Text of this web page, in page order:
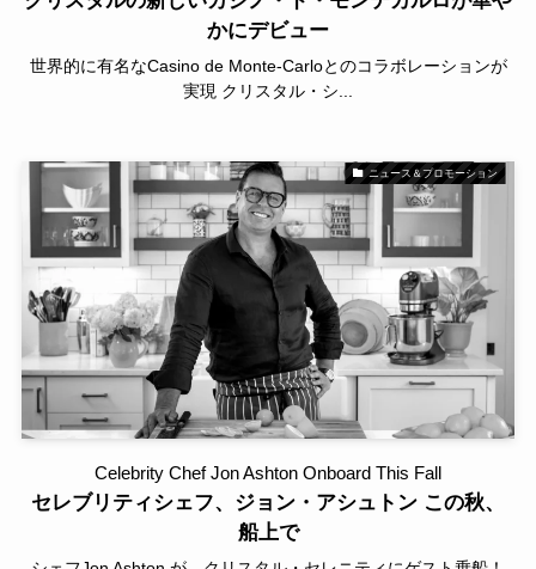
かにデビュー
世界的に有名なCasino de Monte-Carloとのコラボレーションが
実現 クリスタル・シ...
ニュース＆プロモーション
Celebrity Chef Jon Ashton Onboard This Fall
セレブリティシェフ、ジョン・アシュトン この秋、
船上で